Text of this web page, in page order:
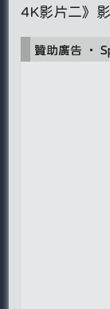
4K影片二》
贊助廣告 ‧